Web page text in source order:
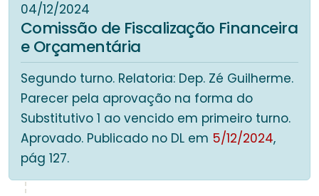
04/12/2024
Comissão de Fiscalização Financeira
e Orçamentária
Segundo turno. Relatoria: Dep. Zé Guilherme.
Parecer pela aprovação na forma do
Substitutivo 1 ao vencido em primeiro turno.
Aprovado. Publicado no DL em 5/12/2024,
pág 127.